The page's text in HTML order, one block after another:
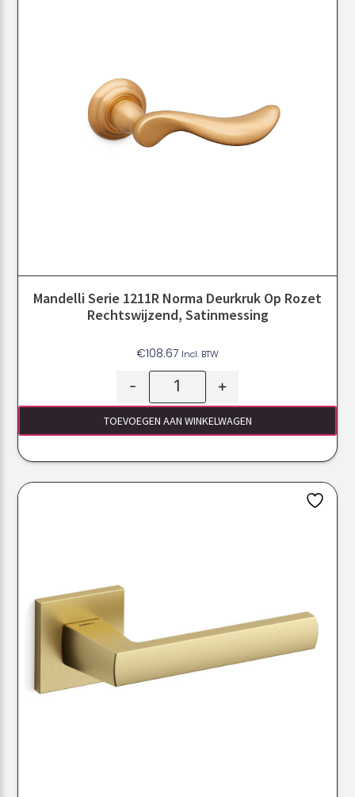
Mandelli Serie 1211R Norma Deurkruk Op Rozet
Rechtswijzend, Satinmessing
€108.67 Incl. BTW
- +
TOEVOEGEN AAN WINKELWAGEN